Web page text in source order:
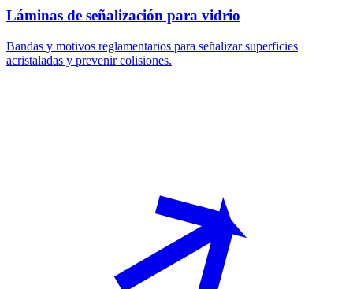
Láminas de señalización para vidrio
Bandas y motivos reglamentarios para señalizar superficies
acristaladas y prevenir colisiones.